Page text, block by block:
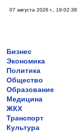
07 августа 2026 г., 19:02:38
Бизнес
Экономика
Политика
Общество
Образование
Медицина
ЖКХ
Транспорт
Культура